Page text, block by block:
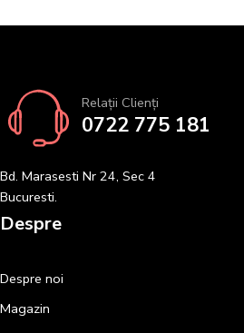
Relații Clienți
0722 775 181
Bd. Marasesti Nr 24, Sec 4
Bucuresti.
Despre
Despre noi
Magazin